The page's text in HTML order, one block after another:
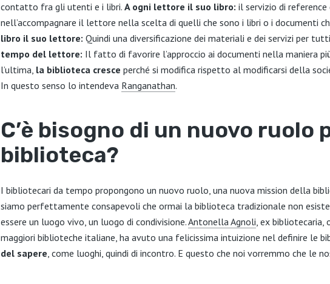
contatto fra gli utenti e i libri. A ogni lettore il suo libro: il servizio di
nell’accompagnare il lettore nella scelta di quelli che sono i libri o i documenti
libro il suo lettore: Quindi una diversificazione dei materiali e dei servizi per
tempo del lettore: Il fatto di favorire l’approccio ai documenti nella maniera
l’ultima, la biblioteca cresce perché si modifica rispetto al modificarsi della
In questo senso lo intendeva Ranganathan.
C’è bisogno di un nuovo ruolo
biblioteca?
I bibliotecari da tempo propongono un nuovo ruolo, una nuova mission della
siamo perfettamente consapevoli che ormai la biblioteca tradizionale non
essere un luogo vivo, un luogo di condivisione.Antonella Agnoli, ex bibliotecaria,
maggiori biblioteche italiane, ha avuto una felicissima intuizione nel definire le
del sapere, come luoghi, quindi di incontro. E questo che noi vorremmo che le